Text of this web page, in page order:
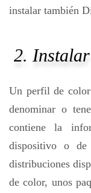
instalar también
2.
Un perfil de
denominar o
contiene la
dispositivo o
distribuciones
de color, unos